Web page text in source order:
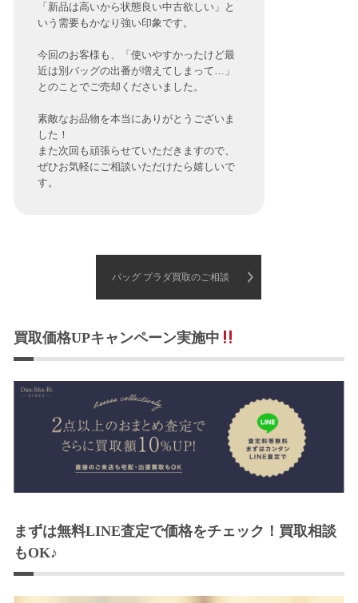
「新品は高いから状態良い中古欲しい」と
いう需要もかなり強い印象です。
今回のお客様も、「使いやすかったけど最
近は別バッグの出番が増えてしまって…」
とのことでご売却くださいました。
素敵なお品物を本当にありがとうございま
した！
また次回も頑張らせていただきますので、
ぜひお気軽にご相談いただけたら嬉しいで
す。
バッグ プラダ買取のご相談
買取価格UPキャンペーン実施中
まずは無料LINE査定で価格をチェック！買取相談
もOK♪